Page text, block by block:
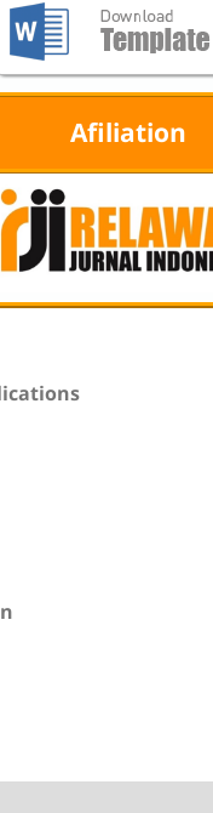
Afiliation